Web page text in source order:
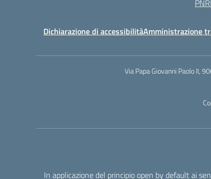
Dichiarazione di accessibilitàAmministrazione
Via Papa Giovanni Paolo II,
In applicazione del principio open by default ai